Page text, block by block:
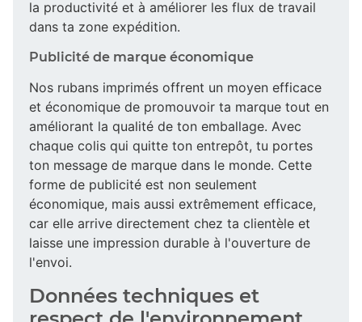
la productivité et à améliorer les flux de travail
dans ta zone expédition.
Publicité de marque économique
Nos rubans imprimés offrent un moyen efficace
et économique de promouvoir ta marque tout en
améliorant la qualité de ton emballage. Avec
chaque colis qui quitte ton entrepôt, tu portes
ton message de marque dans le monde. Cette
forme de publicité est non seulement
économique, mais aussi extrêmement efficace,
car elle arrive directement chez ta clientèle et
laisse une impression durable à l'ouverture de
l'envoi.
Données techniques et